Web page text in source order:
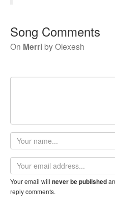
Song Comments
On MerribyOlexesh
Your
name
Email
address
Your email will never be published
reply comments.